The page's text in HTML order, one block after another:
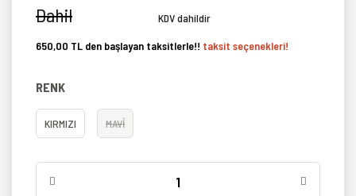
Dahil
KDV dahildir
650,00 TL den başlayan taksitlerle!! taksit seçenekleri!
RENK
KIRMIZI MAVİ